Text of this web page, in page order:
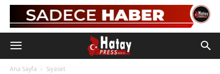
Ana Sayfa Siyaset